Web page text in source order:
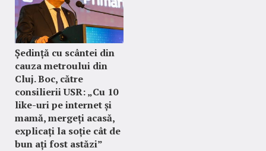
Ședință cu scântei din
cauza metroului din
Cluj. Boc, către
consilierii USR: „Cu 10
like-uri pe internet și
mamă, mergeți acasă,
explicați la soție cât de
bun ați fost astăzi”